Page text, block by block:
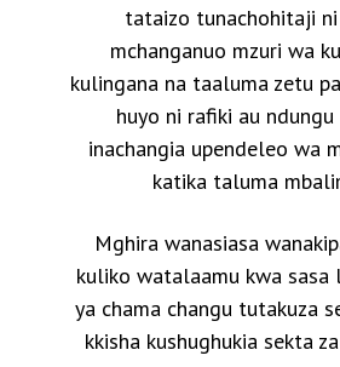
tataizo tunachohitaji
mchanganuo mzuri wa
kulingana na taaluma zetu
huyo ni rafiki au ndungu
inachangia upendeleo wa
katika taluma
Mghira wanasiasa
kuliko watalaamu kwa sasa
ya chama changu tutakuza
kkisha kushughukia sekta